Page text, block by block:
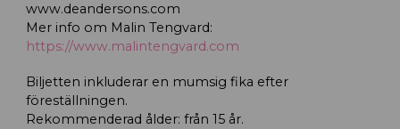
www.deandersons.com
Mer info om Malin Tengvard:
https://www.malintengvard.com
Biljetten inkluderar en mumsig fika efter
föreställningen.
Rekommenderad ålder: från 15 år.